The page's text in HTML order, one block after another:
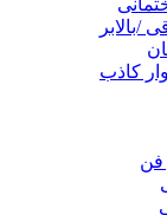
/بالابر
کاذب
فن